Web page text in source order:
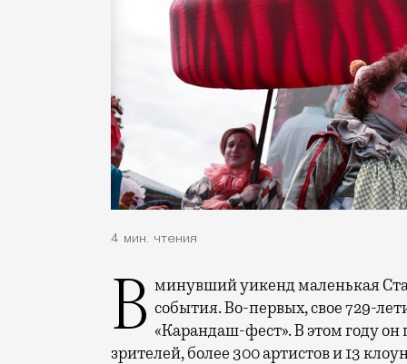
4 мин. чтения
В минувший уикенд маленькая Старица в Тверской области отметила сразу два события. Во-первых, свое 729-
«Карандаш-фест». В этом году он
зрителей, более 300 артистов и 13